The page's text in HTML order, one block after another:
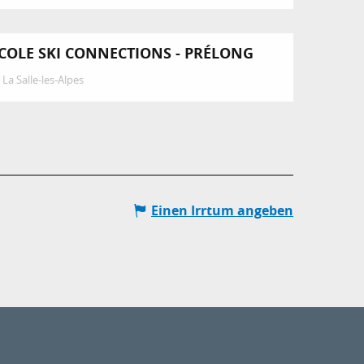
SKI CONNECTIONS - PRÉLONG
La Salle-les-Alpes
Einen Irrtum angeben